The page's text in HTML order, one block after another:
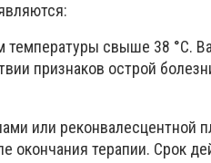
свыше 38 °C.
признаков острой
или реконвалесцентной
окончания терапии. Срок